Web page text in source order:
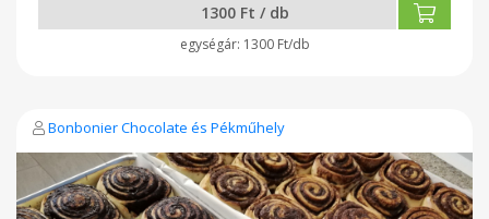
1300 Ft / db
1300 Ft/db
Bonbonier Chocolate és Pékműhely